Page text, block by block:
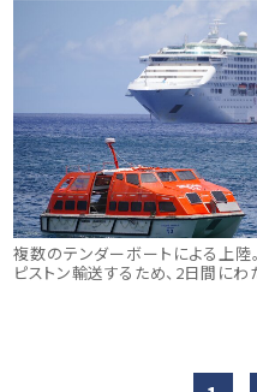
複数のテンダーボートによる上陸
ピストン輸送するため、2日間にわ